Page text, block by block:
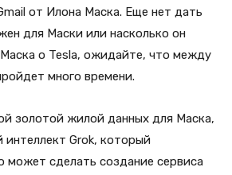
от Илона Маска. Еще нет дать
для Маски или насколько он
о Tesla, ожидайте, что между
много времени.
золотой жилой данных для Маска,
Grok, который
может сделать создание сервиса